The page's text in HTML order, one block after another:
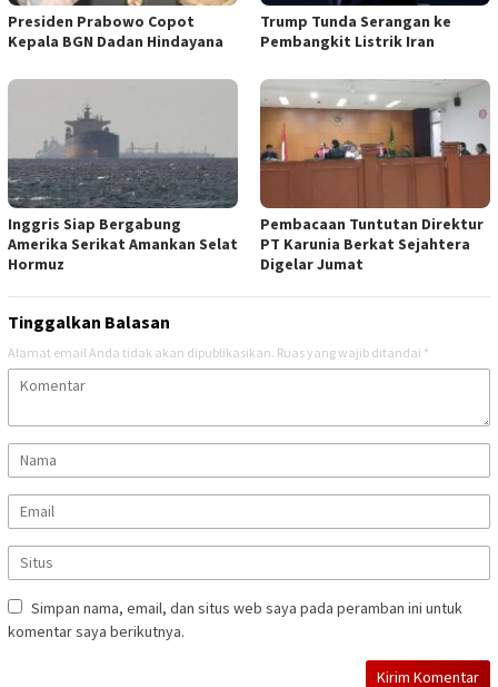
Presiden Prabowo Copot
Kepala BGN Dadan Hindayana
Trump Tunda Serangan ke
Pembangkit Listrik Iran
Inggris Siap Bergabung
Amerika Serikat Amankan Selat
Hormuz
Pembacaan Tuntutan Direktur
PT Karunia Berkat Sejahtera
Digelar Jumat
Tinggalkan Balasan
Alamat email Anda tidak akan dipublikasikan. Ruas yang wajib ditandai *
Simpan nama, email, dan situs web saya pada peramban ini untuk
komentar saya berikutnya.